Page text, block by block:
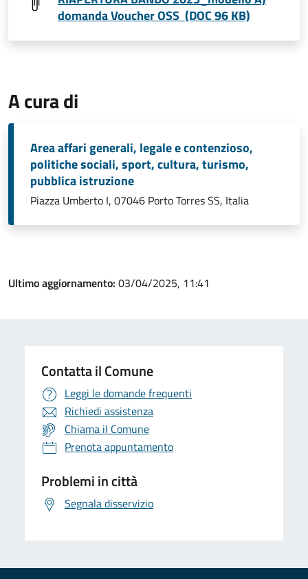
domanda Voucher OSS (DOC 96 KB)
A cura di
Area affari generali, legale e contenzioso,
politiche sociali, sport, cultura, turismo,
pubblica istruzione
Piazza Umberto I, 07046 Porto Torres SS, Italia
Ultimo aggiornamento: 03/04/2025, 11:41
Contatta il Comune
Leggi le domande frequenti
Richiedi assistenza
Chiama il Comune
Prenota appuntamento
Problemi in città
Segnala disservizio